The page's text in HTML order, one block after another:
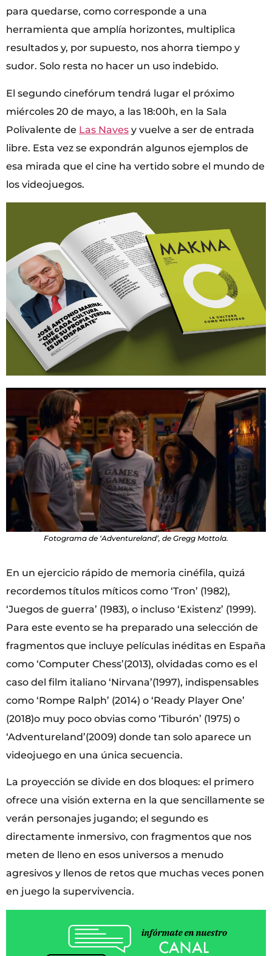
para quedarse, como corresponde a una
herramienta que amplía horizontes, multiplica
resultados y, por supuesto, nos ahorra tiempo y
sudor. Solo resta no hacer un uso indebido.
El segundo cinefórum tendrá lugar el próximo
miércoles 20 de mayo, a las 18:00h, en la Sala
Polivalente de Las Naves y vuelve a ser de entrada
libre. Esta vez se expondrán algunos ejemplos de
esa mirada que el cine ha vertido sobre el mundo de
los videojuegos.
Fotograma de ‘Adventureland’, de Gregg Mottola.
En un ejercicio rápido de memoria cinéfila, quizá
recordemos títulos míticos como ‘Tron’ (1982),
‘Juegos de guerra’ (1983), o incluso ‘Existenz’ (1999).
Para este evento se ha preparado una selección de
fragmentos que incluye películas inéditas en España
como ‘Computer Chess’(2013), olvidadas como es el
caso del film italiano ‘Nirvana’(1997), indispensables
como ‘Rompe Ralph’ (2014) o ‘Ready Player One’
(2018)o muy poco obvias como ‘Tiburón’ (1975) o
‘Adventureland’(2009) donde tan solo aparece un
videojuego en una única secuencia.
La proyección se divide en dos bloques: el primero
ofrece una visión externa en la que sencillamente se
verán personajes jugando; el segundo es
directamente inmersivo, con fragmentos que nos
meten de lleno en esos universos a menudo
agresivos y llenos de retos que muchas veces ponen
en juego la supervivencia.